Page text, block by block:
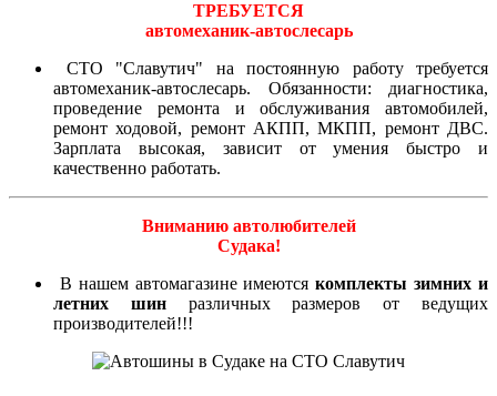
ТРЕБУЕТСЯ
автомеханик-автослесарь
СТО "Славутич" на постоянную работу требуется
автомеханик-автослесарь. Обязанности: диагностика,
проведение ремонта и обслуживания автомобилей,
ремонт ходовой, ремонт АКПП, МКПП, ремонт ДВС.
Зарплата высокая, зависит от умения быстро и
качественно работать.
Вниманию автолюбителей
Судака!
В нашем автомагазине имеютсякомплекты зимних и
летних шинразличных размеров от ведущих
производителей!!!